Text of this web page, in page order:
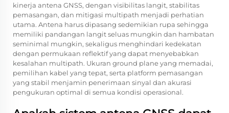
kinerja antena GNSS, dengan visibilitas langit, stabilitas
pemasangan, dan mitigasi multipath menjadi perhatian
utama. Antena harus dipasang sedemikian rupa sehingga
memiliki pandangan langit seluas mungkin dan hambatan
seminimal mungkin, sekaligus menghindari kedekatan
dengan permukaan reflektif yang dapat menyebabkan
kesalahan multipath. Ukuran ground plane yang memadai,
pemilihan kabel yang tepat, serta platform pemasangan
yang stabil menjamin penerimaan sinyal dan akurasi
pengukuran optimal di semua kondisi operasional.